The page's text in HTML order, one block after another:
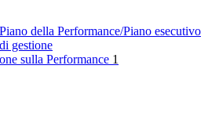
Piano della Performance/Piano esecutivo
di gestione
sulla Performance 1